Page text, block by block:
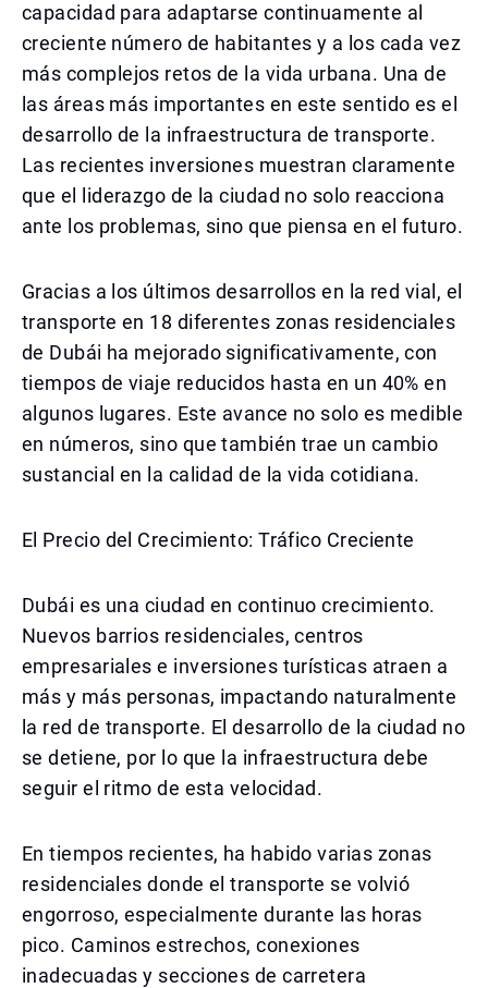
capacidad para adaptarse continuamente al
creciente número de habitantes y a los cada vez
más complejos retos de la vida urbana. Una de
las áreas más importantes en este sentido es el
desarrollo de la infraestructura de transporte.
Las recientes inversiones muestran claramente
que el liderazgo de la ciudad no solo reacciona
ante los problemas, sino que piensa en el futuro.
Gracias a los últimos desarrollos en la red vial, el
transporte en 18 diferentes zonas residenciales
de Dubái ha mejorado significativamente, con
tiempos de viaje reducidos hasta en un 40% en
algunos lugares. Este avance no solo es medible
en números, sino que también trae un cambio
sustancial en la calidad de la vida cotidiana.
El Precio del Crecimiento: Tráfico Creciente
Dubái es una ciudad en continuo crecimiento.
Nuevos barrios residenciales, centros
empresariales e inversiones turísticas atraen a
más y más personas, impactando naturalmente
la red de transporte. El desarrollo de la ciudad no
se detiene, por lo que la infraestructura debe
seguir el ritmo de esta velocidad.
En tiempos recientes, ha habido varias zonas
residenciales donde el transporte se volvió
engorroso, especialmente durante las horas
pico. Caminos estrechos, conexiones
inadecuadas y secciones de carretera